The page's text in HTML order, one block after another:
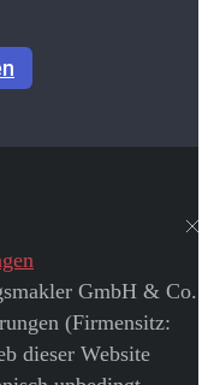
GmbH & Co.
(Firmensitz:
dieser Website